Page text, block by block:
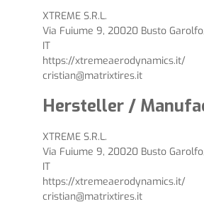
XTREME S.R.L.
Via Fuiume 9, 20020 Busto
IT
https://xtremeaerodynamics.it/
cristian@matrixtires.it
Hersteller /
XTREME S.R.L.
Via Fuiume 9, 20020 Busto
IT
https://xtremeaerodynamics.it/
cristian@matrixtires.it